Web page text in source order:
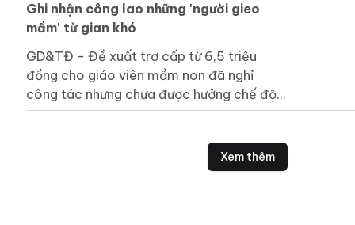
Ghi nhận công lao những 'người gieo
mầm' từ gian khó
GD&TĐ - Đề xuất trợ cấp từ 6,5 triệu
đồng cho giáo viên mầm non đã nghỉ
công tác nhưng chưa được hưởng chế độ
là bước đi cần thiết và mang tính nhân
Xem thêm